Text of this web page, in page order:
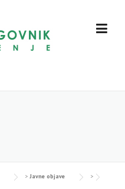
> Javne objave
>